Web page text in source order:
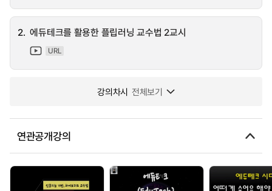
2. 에듀테크를 활용한 플립러닝 교수법 2교시
URL
강의차시 전체보기
연관공개강의